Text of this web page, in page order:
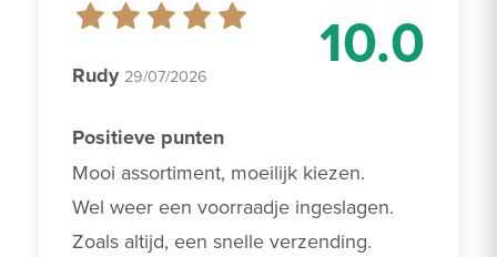
10.0
Rudy 29/07/2026
Positieve punten
Mooi assortiment, moeilijk kiezen.
Wel weer een voorraadje ingeslagen.
Zoals altijd, een snelle verzending.